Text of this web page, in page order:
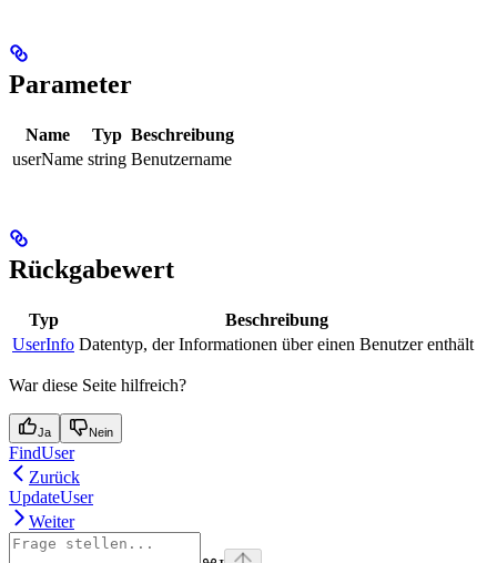
Parameter
Name Typ Beschreibung
userName string Benutzername
Rückgabewert
Typ
Beschreibung
UserInfo Datentyp, der Informationen über einen Benutzer enthält
War diese Seite hilfreich?
Ja Nein
FindUser
Zurück
UpdateUser
Weiter